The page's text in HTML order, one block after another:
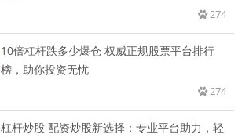
274
10倍杠杆跌多少爆仓 权威正规股票平台排行
榜，助你投资无忧
274
杠杆炒股 配资炒股新选择：专业平台助力，轻